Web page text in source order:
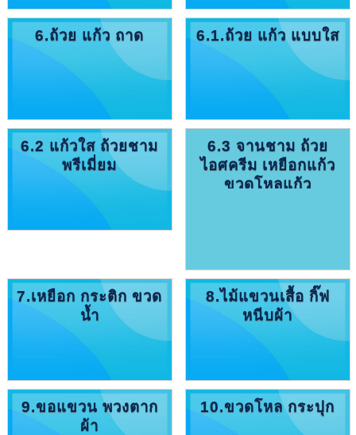
6.ถ้วย แก้ว ถาด 6.1.ถ้วย แก้ว แบบใส
6.2 แก้วใส ถ้วยชาม
พรีเมี่ยม
6.3 จานชาม ถ้วย
ไอศครีม เหยือกแก้ว
ขวดโหลแก้ว
7.เหยือก กระติก ขวด
น้ำ
8.ไม้แขวนเสื้อ กิ๊ฟ
หนีบผ้า
9.ขอแขวน พวงตาก
ผ้า
10.ขวดโหล กระปุก